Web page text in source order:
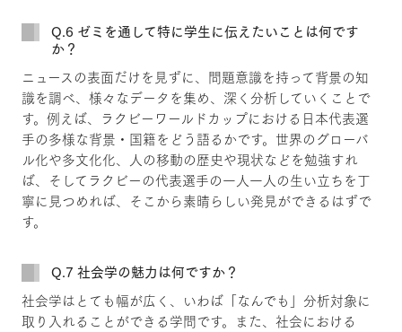
Q.6 ゼミを通して特に学生に伝えたいことは何です
か？
ニュースの表面だけを見ずに、問題意識を持って背景の知
識を調べ、様々なデータを集め、深く分析していくことで
す。例えば、ラクビーワールドカップにおける日本代表選
手の多様な背景・国籍をどう語るかです。世界のグローバ
ル化や多文化化、人の移動の歴史や現状などを勉強すれ
ば、そしてラクビーの代表選手の一人一人の生い立ちを丁
寧に見つめれば、そこから素晴らしい発見ができるはずで
す。
Q.7 社会学の魅力は何ですか？
社会学はとても幅が広く、いわば「なんでも」分析対象に
取り入れることができる学問です。また、社会における